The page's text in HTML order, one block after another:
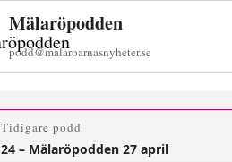
Mälaröpodden
podd@malaroarnasnyheter.se
Tidigare podd
24 – Mälaröpodden 27 april